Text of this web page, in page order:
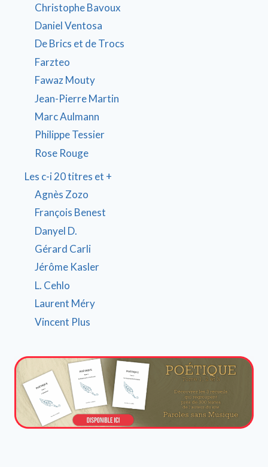
Christophe Bavoux
Daniel Ventosa
De Brics et de Trocs
Farzteo
Fawaz Mouty
Jean-Pierre Martin
Marc Aulmann
Philippe Tessier
Rose Rouge
Les c-i 20 titres et +
Agnès Zozo
François Benest
Danyel D.
Gérard Carli
Jérôme Kasler
L. Cehlo
Laurent Méry
Vincent Plus